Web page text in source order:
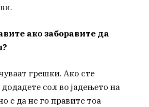
ако заборавите да
грешки. Ако сте
сол во јадењето на
е да не го правите тоа